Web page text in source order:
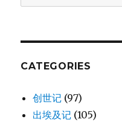
for:
CATEGORIES
创世记 (97)
出埃及记 (105)